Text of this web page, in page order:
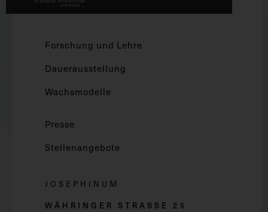
Forschung und Lehre
Dauerausstellung
Wachsmodelle
Presse
Stellenangebote
JOSEPHINUM
WÄHRINGER STRASSE 2 5